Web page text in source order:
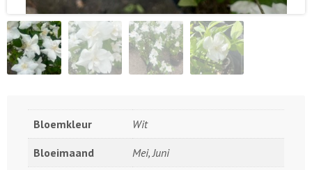
Bloemkleur Wit
Bloeimaand Mei, Juni